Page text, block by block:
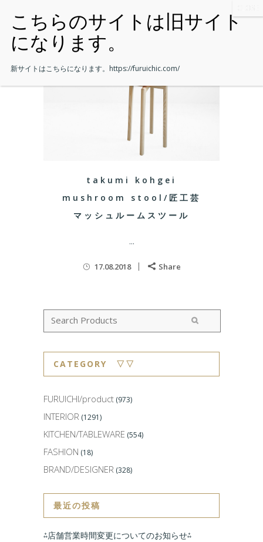
takumi kohgei
mushroom stool/匠工芸
マッシュルームスツール
...
17.08.2018 Share
CATEGORY ▽▽
FURUICHI/product (973)
INTERIOR (1291)
KITCHEN/TABLEWARE (554)
FASHION (18)
BRAND/DESIGNER (328)
最近の投稿
⁂店舗営業時間変更についてのお知らせ⁂
新サイトはこちらになります。 https://furuichic.com/